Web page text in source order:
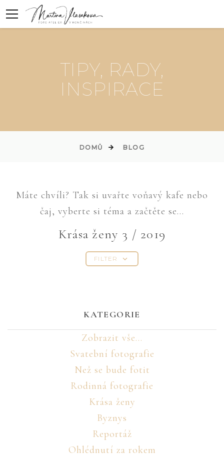
TIPY, RADY,
INSPIRACE
DOMŮ BLOG
Máte chvíli? Tak si uvařte voňavý kafe nebo
čaj, vyberte si téma a začtěte se...
Krása ženy 3 / 2019
FILTER
KATEGORIE
Zobrazit vše...
Svatební fotografie
Než se bude fotit
Rodinná fotografie
Krása ženy
Byznys
Reportáž
Ohlédnutí za rokem